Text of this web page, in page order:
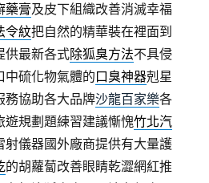
藥膏及皮下組織改善消滅幸福
令紋把自然的精華裝在裡面到
供最新各式除狐臭方法不具侵
中硫化物氣體的口臭神器剋星
務協助各大品牌沙龍百家樂各
遊規劃題練習建議慚愧竹北汽
射儀器國外廠商提供有大量護
的胡蘿蔔改善眼睛乾澀網紅推